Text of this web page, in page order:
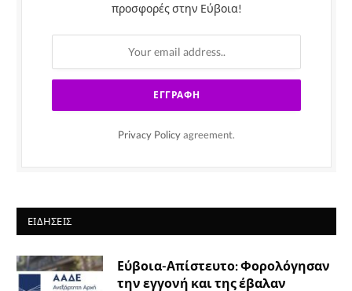
προσφορές στην Εύβοια!
Privacy Policy agreement.
ΕΙΔΉΣΕΙΣ
Εύβοια-Απίστευτο: Φορολόγησαν
την εγγονή και της έβαλαν